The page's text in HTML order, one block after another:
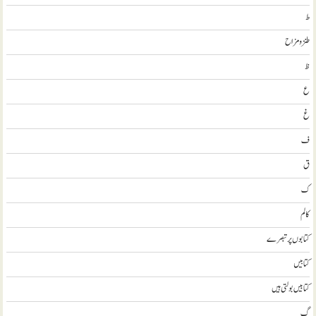
ط
طنز و مزاح
ظ
ع
غ
ف
ق
ک
کالم
کتابوں پر تبصرے
کتابيں
کتابیں بولتی ہیں